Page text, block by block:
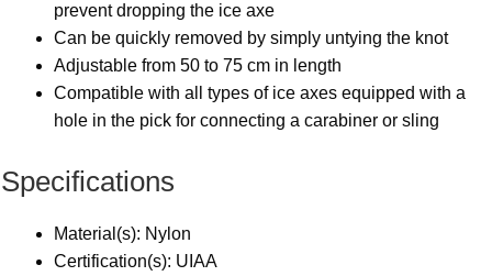
prevent dropping the ice axe
Can be quickly removed by simply untying the knot
Adjustable from 50 to 75 cm in length
Compatible with all types of ice axes equipped with a
hole in the pick for connecting a carabiner or sling
Specifications
Material(s): Nylon
Certification(s): UIAA